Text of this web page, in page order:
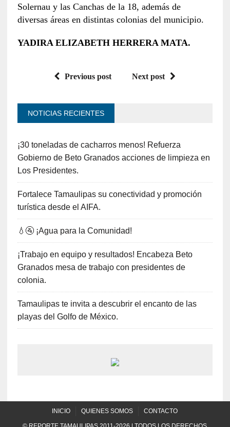
Solernau y las Canchas de la 18, además de
diversas áreas en distintas colonias del municipio.
YADIRA ELIZABETH HERRERA MATA.
Previous post Next post
NOTICIAS RECIENTES
¡30 toneladas de cacharros menos! Refuerza
Gobierno de Beto Granados acciones de limpieza en
Los Presidentes.
Fortalece Tamaulipas su conectividad y promoción
turística desde el AIFA.
💧🚰 ¡Agua para la Comunidad!
¡Trabajo en equipo y resultados! Encabeza Beto
Granados mesa de trabajo con presidentes de
colonia.
Tamaulipas te invita a descubrir el encanto de las
playas del Golfo de México.
INICIO QUIENES SOMOS CONTACTO